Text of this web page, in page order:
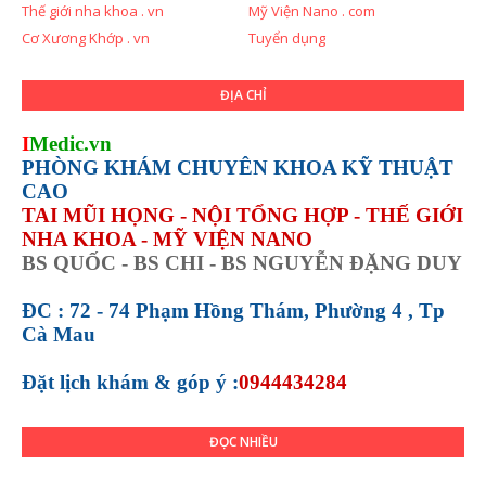
Thế giới nha khoa . vn
Mỹ Viện Nano . com
Cơ Xương Khớp . vn
Tuyển dụng
ĐỊA CHỈ
IMedic.vn
PHÒNG KHÁM CHUYÊN KHOA KỸ THUẬT
CAO
TAI MŨI HỌNG - NỘI TỔNG HỢP - THẾ GIỚI
NHA KHOA - MỸ VIỆN NANO
BS QUỐC - BS CHI - BS NGUYỄN ĐẶNG DUY
ĐC : 72 - 74 Phạm Hồng Thám, Phường 4 , Tp
Cà Mau
Đặt lịch khám & góp ý :0944434284
ĐỌC NHIỀU